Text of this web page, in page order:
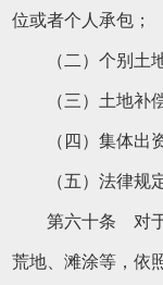
位或者个人承包；
（二）个别土地
（三）土地补偿
（四）集体出资
（五）法律规定
第六十条 对于
荒地、滩涂等，依